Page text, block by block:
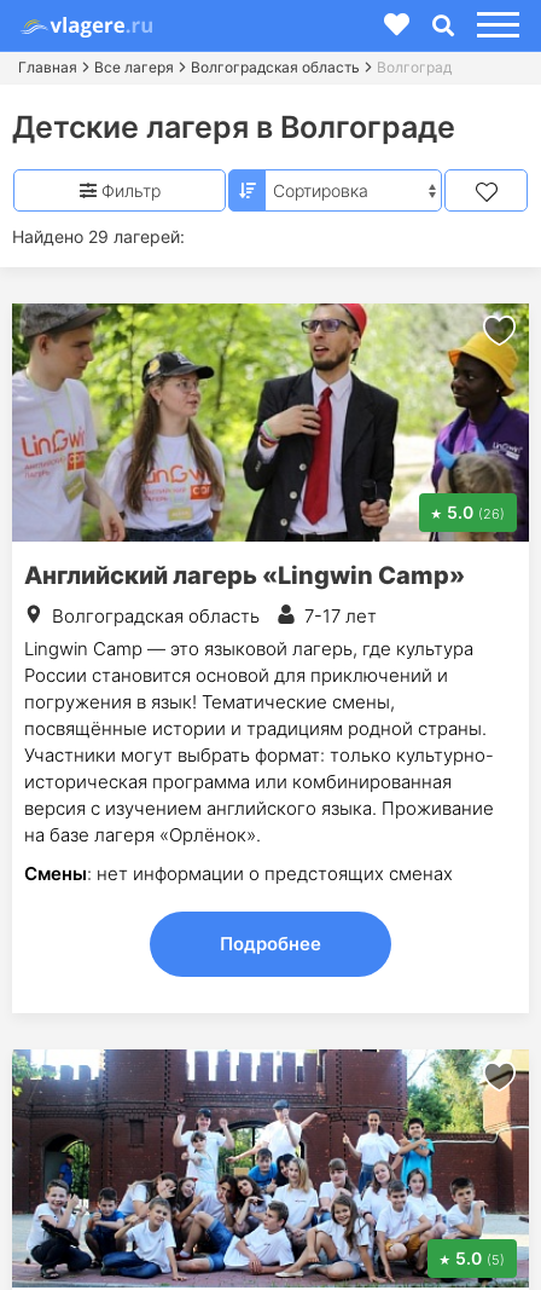
Главная Все лагеря Волгоградская область Волгоград
Детские лагеря в Волгограде
Найдено 29 лагерей:
Фильтр
5.0 (26)
Английский лагерь «Lingwin Camp»
Волгоградская область
7-17 лет
Lingwin Camp — это языковой лагерь, где культура
России становится основой для приключений и
погружения в язык! Тематические смены,
посвящённые истории и традициям родной страны.
Участники могут выбрать формат: только культурно-
историческая программа или комбинированная
версия с изучением английского языка. Проживание
на базе лагеря «Орлёнок».
Смены: нет информации о предстоящих сменах
Подробнее
5.0 (5)